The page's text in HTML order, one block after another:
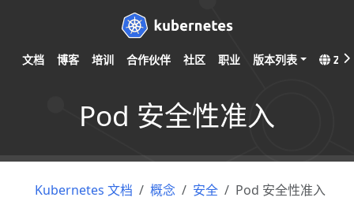
文档 博客 培训 合作伙伴 社区 职业 版本列表
Pod 安全性准入
Kubernetes 文档 概念 安全 Pod 安全性准入